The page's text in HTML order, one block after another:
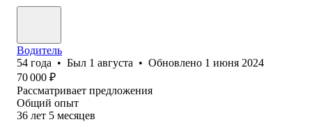
Водитель
54 года • Был 1 августа • Обновлено 1 июня 2024
70 000 ₽
Рассматривает предложения
Общий опыт
36 лет 5 месяцев